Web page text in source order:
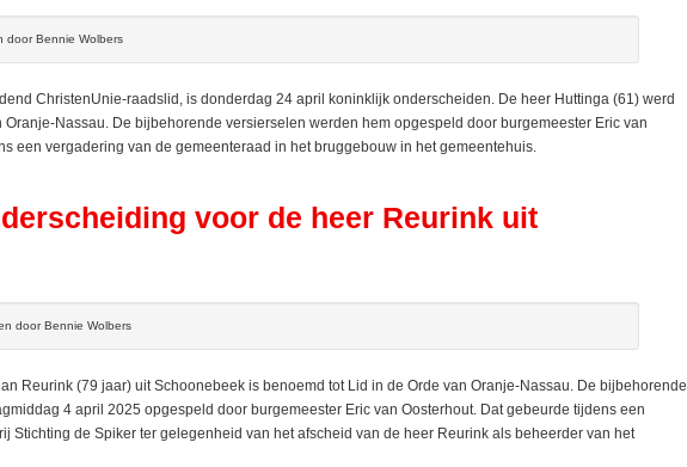
door Bennie Wolbers
ChristenUnie-raadslid, is donderdag 24 april koninklijk onderscheiden. De heer Huttinga (61) werd
Oranje-Nassau. De bijbehorende versierselen werden hem opgespeld door burgemeester Eric van
een vergadering van de gemeenteraad in het bruggebouw in het gemeentehuis.
voor de heer Reurink uit
door Bennie Wolbers
Reurink (79 jaar) uit Schoonebeek is benoemd tot Lid in de Orde van Oranje-Nassau. De bijbehorende
4 april 2025 opgespeld door burgemeester Eric van Oosterhout. Dat gebeurde tijdens een
Stichting de Spiker ter gelegenheid van het afscheid van de heer Reurink als beheerder van het